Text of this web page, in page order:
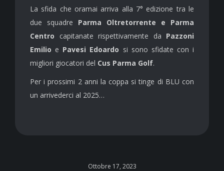
La sfida che oramai arriva alla 7° edizione tra le
due squadre Parma Oltretorrente e Parma
Centro capitanate rispettivamente da Pazzoni
Emilio e Pavesi Edoardo si sono sfidate con i
migliori giocatori del Cus Parma Golf.
Per i prossimi 2 anni la coppa si tinge di BLU con
un arrivederci al 2025…
Ottobre 17, 2023